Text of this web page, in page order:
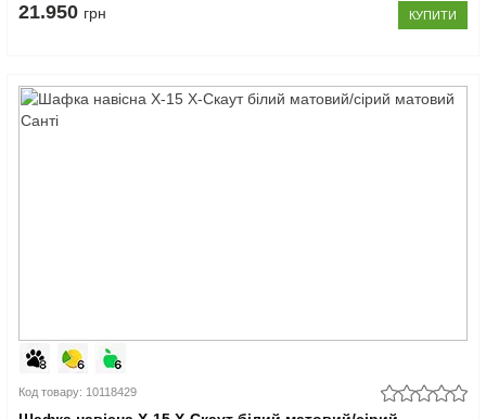
21.950 грн КУПИТИ
Код товару: 10118429